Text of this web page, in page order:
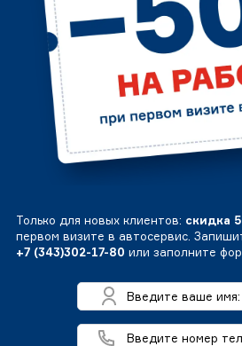
Только для новых клиентов: скидка
первом визите в автосервис.
+7 (343)302-17-80 или заполните